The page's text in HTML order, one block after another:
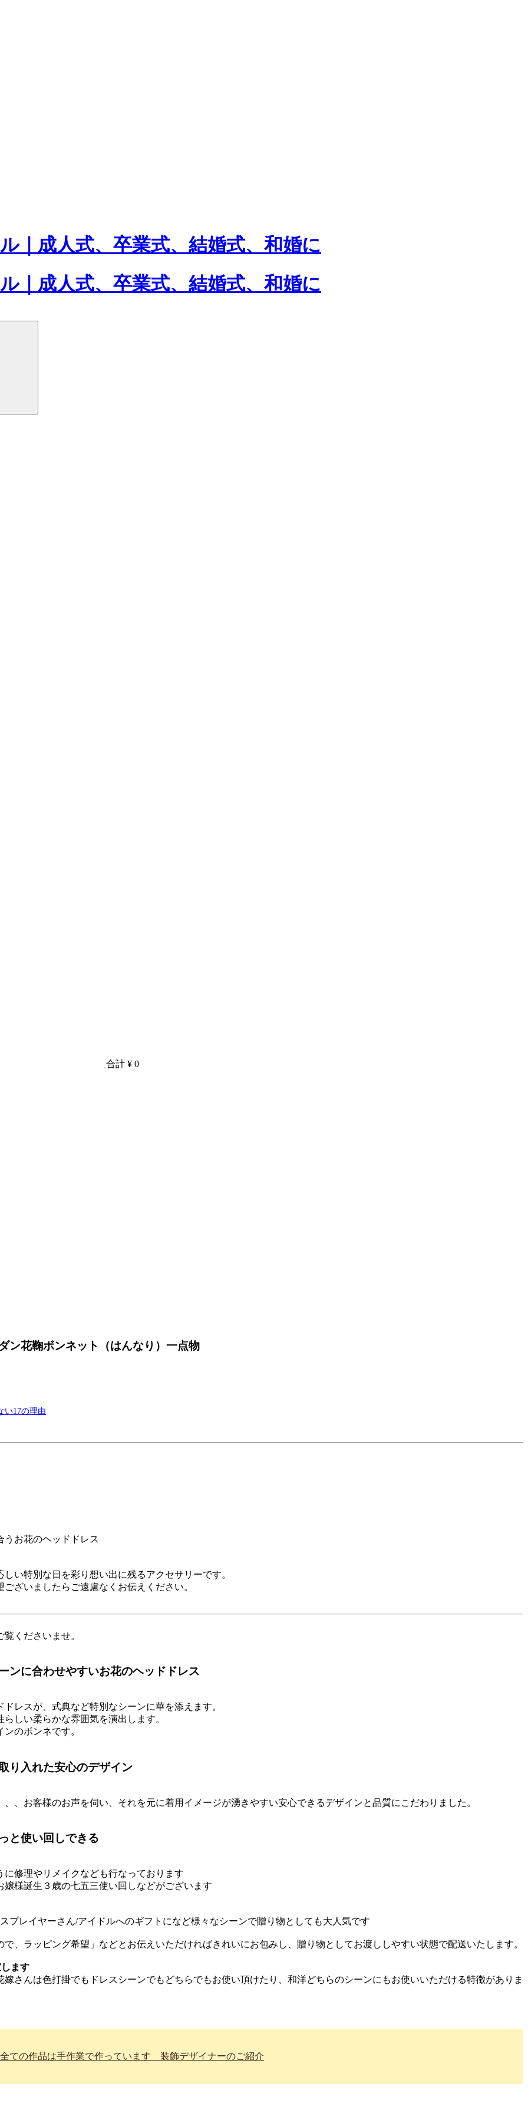
合計 ¥ 0
花鞠ボンネット（はんなり）一点物
い17の理由
うお花のヘッドドレス
特別な日を彩り想い出に残るアクセサリーです。
ざいましたらご遠慮なくお伝えください。
くださいませ。
ンに合わせやすいお花のヘッドドレス
レスが、式典など特別なシーンに華を添えます。
しい柔らかな雰囲気を演出します。
のボンネです。
り入れた安心のデザイン
、お客様のお声を伺い、それを元に着用イメージが湧きやすい安心できるデザインと品質にこだわりました。
と使い回しできる
に修理やリメイクなども行なっております
様誕生３歳の七五三使い回しなどがございます
プレイヤーさん/アイドルへのギフトになど様々なシーンで贈り物としても大人気です
、ラッピング希望」などとお伝えいただければきれいにお包みし、贈り物としてお渡ししやすい状態で配送いたします。
ます
さんは色打掛でもドレスシーンでもどちらでもお使い頂けたり、和洋どちらのシーンにもお使いいただける特徴がありま
全ての作品は手作業で作っています 装飾デザイナーのご紹介